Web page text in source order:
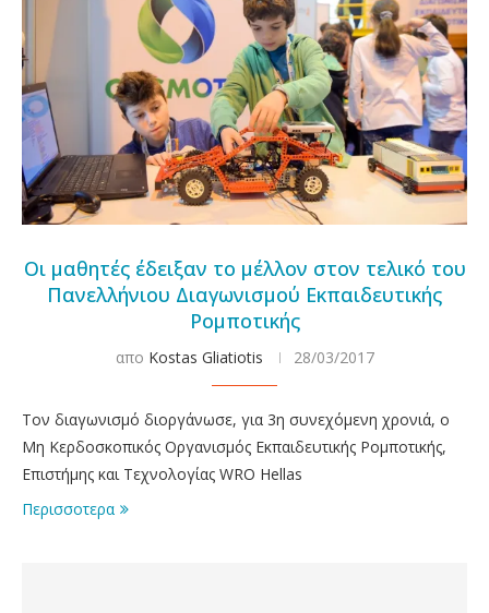
Οι μαθητές έδειξαν το μέλλον στον τελικό του
Πανελλήνιου Διαγωνισμού Εκπαιδευτικής
Ρομποτικής
απο Kostas Gliatiotis 28/03/2017
Τον διαγωνισμό διοργάνωσε, για 3η συνεχόμενη χρονιά, ο
Μη Κερδοσκοπικός Οργανισμός Εκπαιδευτικής Ρομποτικής,
Επιστήμης και Τεχνολογίας WRO Hellas
Περισσοτερα